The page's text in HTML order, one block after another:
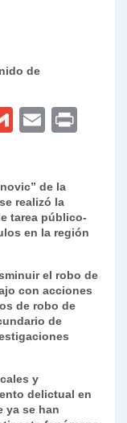
de
G
l
E
l
de la
realizó la
tarea público-
en la región
el robo de
con acciones
de robo de
de
y
delictual en
ya se han